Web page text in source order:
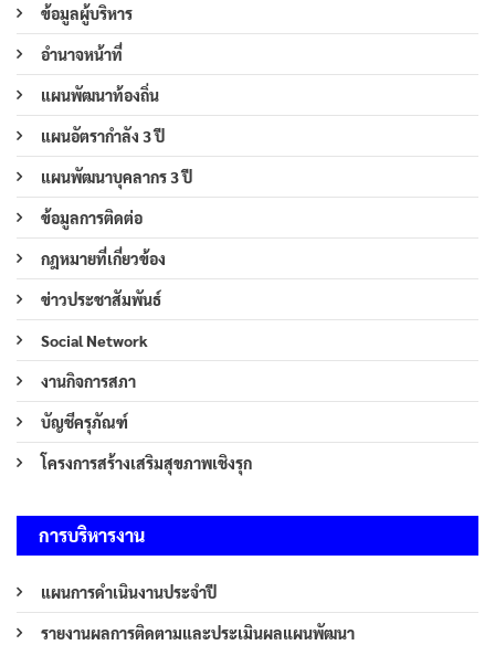
ข้อมูลผู้บริหาร
อำนาจหน้าที่
แผนพัฒนาท้องถิ่น
แผนอัตรากำลัง 3 ปี
แผนพัฒนาบุคลากร 3 ปี
ข้อมูลการติดต่อ
กฎหมายที่เกี่ยวข้อง
ข่าวประชาสัมพันธ์
Social Network
งานกิจการสภา
บัญชีครุภัณฑ์
โครงการสร้างเสริมสุขภาพเชิงรุก
การบริหารงาน
แผนการดำเนินงานประจำปี
รายงานผลการติดตามและประเมินผลแผนพัฒนา